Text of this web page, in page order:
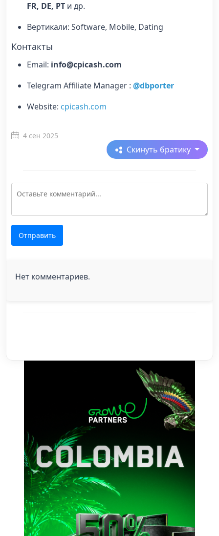
FR, DE, PT и др.
Вертикали: Software, Mobile, Dating
Контакты
Email: info@cpicash.com
Telegram Affiliate Manager : @dbporter
Website: cpicash.com
4 сен 2025
Скинуть братику
Отправить
Нет комментариев.